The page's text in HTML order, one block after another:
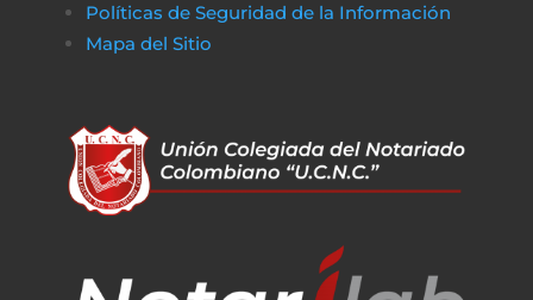
Políticas de Seguridad de la Información
Mapa del Sitio